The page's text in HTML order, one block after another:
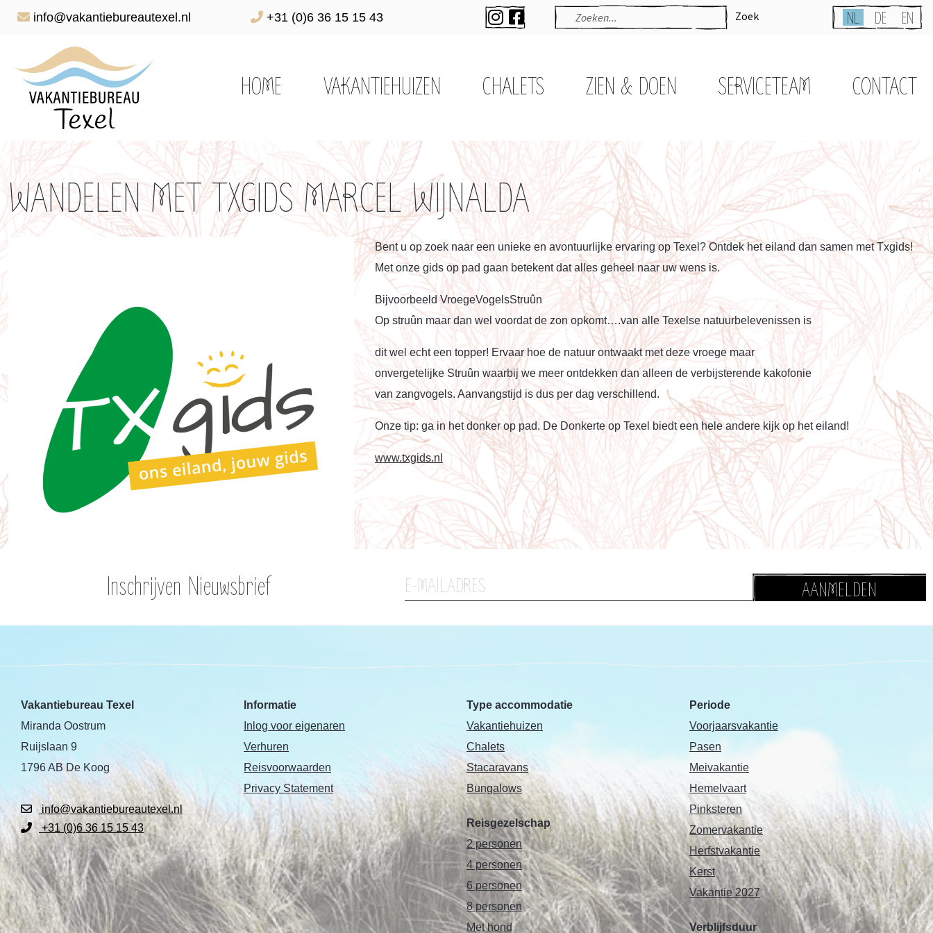
info@vakantiebureautexel.nl +31 (0)6 36 15 15 43 Zoek NL DE EN
HOME VAKANTIEHUIZEN CHALETS ZIEN & DOEN SERVICETEAM CONTACT
WANDELEN MET TXGIDS MARCEL WIJNALDA
Bent u op zoek naar een unieke en avontuurlijke ervaring op Texel? Ontdek het eiland dan samen met Txgids!
Met onze gids op pad gaan betekent dat alles geheel naar uw wens is.
Bijvoorbeeld VroegeVogelsStruûn
Op struûn maar dan wel voordat de zon opkomt….van alle Texelse natuurbelevenissen is
dit wel echt een topper! Ervaar hoe de natuur ontwaakt met deze vroege maar
onvergetelijke Struûn waarbij we meer ontdekken dan alleen de verbijsterende kakofonie
van zangvogels. Aanvangstijd is dus per dag verschillend.
Onze tip: ga in het donker op pad. De Donkerte op Texel biedt een hele andere kijk op het eiland!
www.txgids.nl
Inschrijven Nieuwsbrief AANMELDEN
Vakantiebureau Texel
Miranda Oostrum
Ruijslaan 9
1796 AB De Koog
info@vakantiebureautexel.nl
+31 (0)6 36 15 15 43
Informatie
Inlog voor eigenaren
Verhuren
Reisvoorwaarden
Privacy Statement
Type accommodatie
Vakantiehuizen
Chalets
Stacaravans
Bungalows
Reisgezelschap
2 personen
4 personen
6 personen
8 personen
Met hond
Periode
Voorjaarsvakantie
Pasen
Meivakantie
Hemelvaart
Pinksteren
Zomervakantie
Herfstvakantie
Kerst
Vakantie 2027
Verblijfsduur